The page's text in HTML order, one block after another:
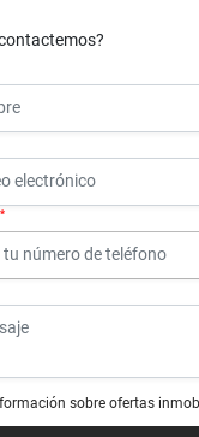
*
sobre ofertas